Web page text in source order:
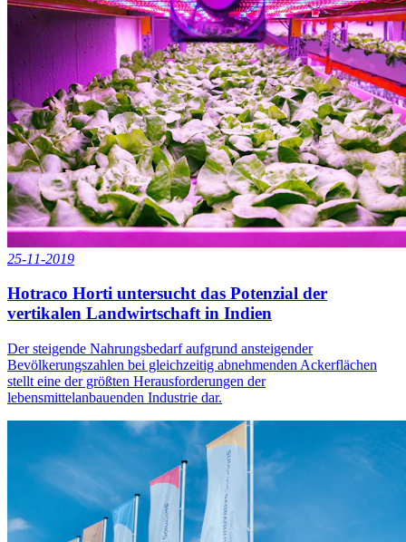
25-11-2019
Hotraco Horti untersucht das Potenzial der
vertikalen Landwirtschaft in Indien
Der steigende Nahrungsbedarf aufgrund ansteigender
Bevölkerungszahlen bei gleichzeitig abnehmenden Ackerflächen
stellt eine der größten Herausforderungen der
lebensmittelanbauenden Industrie dar.